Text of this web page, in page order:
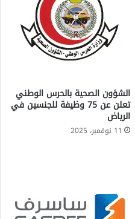
الشؤون الصحية بالحرس الوطني
تعلن عن 75 وظيفة للجنسين في
الرياض
11 نوفمبر، 2025